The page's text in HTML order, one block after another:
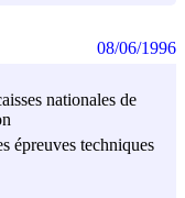
nationales de
épreuves techniques
08/06/1996